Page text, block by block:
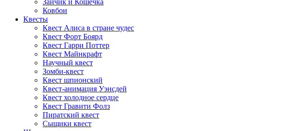
Зайчик и Кошечка
Ковбои
Квесты
Квест Алиса в стране чудес
Квест Форт Боярд
Квест Гарри Поттер
Квест Майнкрафт
Научный квест
Зомби-квест
Квест шпионский
Квест-анимация Уэнсдей
Квест холодное сердце
Квест Гравити Фолз
Пиратский квест
Сыщики квест